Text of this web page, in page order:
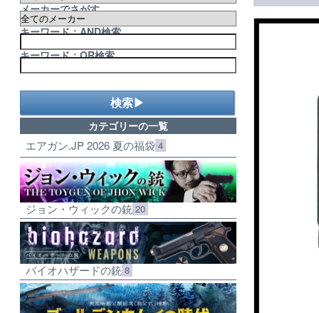
メーカーでさがす
キーワード：AND検索
キーワード：OR検索
検索▶
カテゴリーの一覧
エアガン.JP 2026 夏の福袋 4
ジョン・ウィックの銃 20
バイオハザードの銃 8